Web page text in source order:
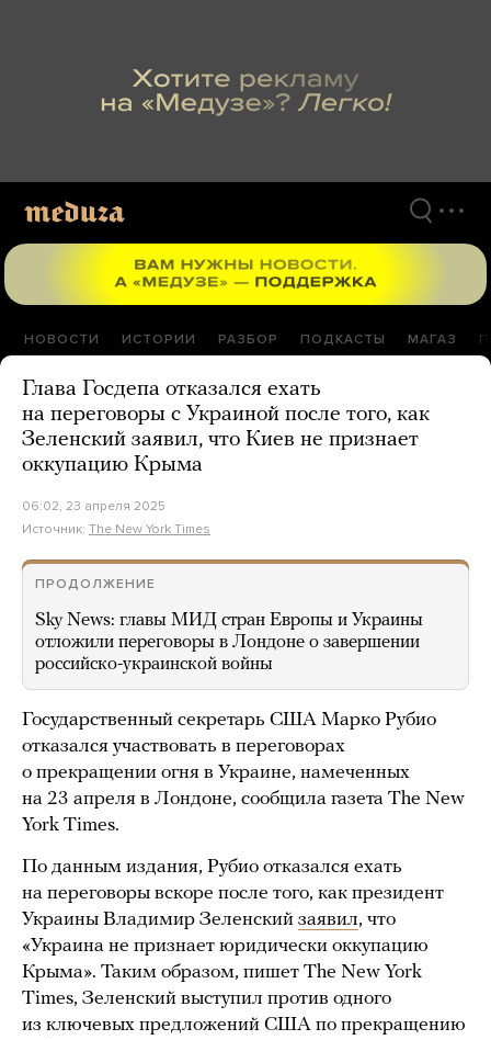
НОВОСТИ ИСТОРИИ РАЗБОР ПОДКАСТЫ МАГАЗ
Глава Госдепа отказался ехать
на переговоры с Украиной после того, как
Зеленский заявил, что Киев не признает
оккупацию Крыма
06:02, 23 апреля 2025
Источник: The New York Times
ПРОДОЛЖЕНИЕ
Sky News: главы МИД стран Европы и Украины
отложили переговоры в Лондоне о завершении
российско-украинской войны
Государственный секретарь США Марко Рубио
отказался участвовать в переговорах
о прекращении огня в Украине, намеченных
на 23 апреля в Лондоне, сообщила газета The New
York Times.
По данным издания, Рубио отказался ехать
на переговоры вскоре после того, как президент
Украины Владимир Зеленский заявил, что
«Украина не признает юридически оккупацию
Крыма». Таким образом, пишет The New York
Times, Зеленский выступил против одного
из ключевых предложений США по прекращению